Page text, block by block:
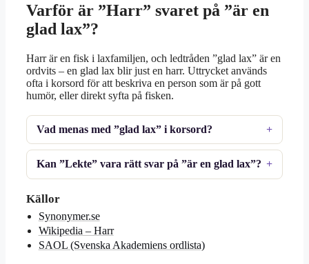
Varför är ”Harr” svaret på ”är en
glad lax”?
Harr är en fisk i laxfamiljen, och ledtråden ”glad lax” är en
ordvits – en glad lax blir just en harr. Uttrycket används
ofta i korsord för att beskriva en person som är på gott
humör, eller direkt syfta på fisken.
Vad menas med ”glad lax” i korsord?
Kan ”Lekte” vara rätt svar på ”är en glad lax”?
Källor
Synonymer.se
Wikipedia – Harr
SAOL (Svenska Akademiens ordlista)